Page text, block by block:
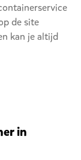
de site
kan je altijd
in